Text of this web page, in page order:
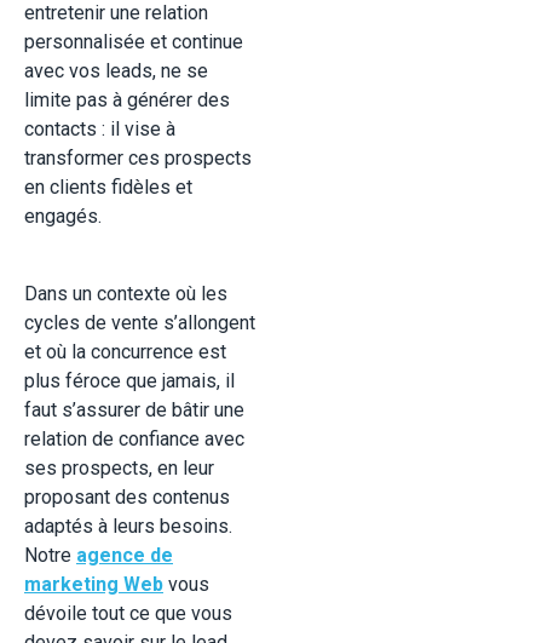
entretenir une relation
personnalisée et continue
avec vos leads, ne se
limite pas à générer des
contacts : il vise à
transformer ces prospects
en clients fidèles et
engagés.
Dans un contexte où les
cycles de vente s’allongent
et où la concurrence est
plus féroce que jamais, il
faut s’assurer de bâtir une
relation de confiance avec
ses prospects, en leur
proposant des contenus
adaptés à leurs besoins.
Notre agence de
marketing Web vous
dévoile tout ce que vous